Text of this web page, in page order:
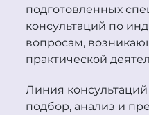
подготовленных
консультаций по
вопросам,
практической
Линия
подбор, анализ и